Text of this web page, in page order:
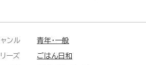
ンル 青年・一般
ーズ ごはん日和